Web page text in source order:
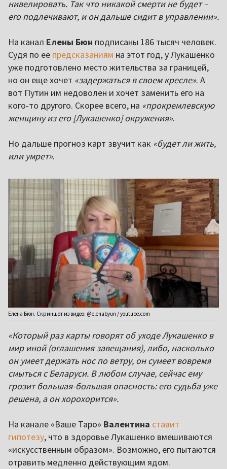
нивелировать. Так что никакой смерти не будет –
его подлечивают, и он дальше сидит в управлении».
На канал Елены Бюн подписаны 186 тысяч человек.
Судя по ее предсказаниям на этот год, у Лукашенко
уже подготовлено место жительства за границей,
но он еще хочет «задержаться в своем кресле». А
вот Путин им недоволен и хочет заменить его на
кого-то другого. Скорее всего, на «прокремлевскую
женщину из его [Лукашенко] окружения».
Но дальше прогноз карт звучит как «будет ли жить,
или умрет».
Елена Бюн. Скриншот из видео: @elenabyun / youtube.com
«Который раз карты говорят об уходе Лукашенко в
мир иной (оглашения завещания), либо, насколько
он умеет держать нос по ветру, он сумеет вовремя
смыться с Беларуси. В любом случае, сейчас ему
грозит большая-большая опасность: его судьба уже
решена, а он хорохорится».
На канале «Ваше Таро» Валентина ставит
гипотезу, что в здоровье Лукашенко вмешиваются
«искусственным образом». Возможно, его пытаются
отравить медленно действующим ядом.